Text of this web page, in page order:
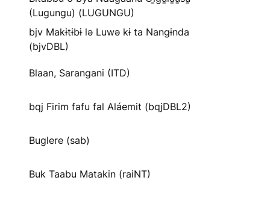
(Lugungu) (LUGUNGU)
bjv Makɨtɨbɨ lə Luwə kɨ ta Nangɨnda
(bjvDBL)
Blaan, Sarangani (ITD)
bqj Firim fafu fal Aláemit (bqjDBL2)
Buglere (sab)
Buk Taabu Matakin (raiNT)